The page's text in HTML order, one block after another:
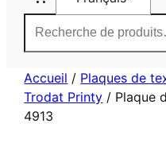
Accueil / Plaques de
Trodat Printy / Plaque
4913